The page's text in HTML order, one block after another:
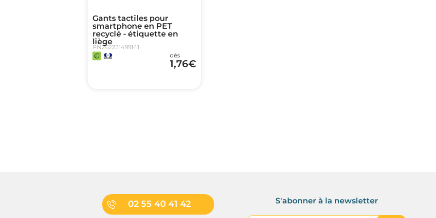
Gants tactiles pour
smartphone en PET
recyclé - étiquette en
liège
PN262231499141
dès
1,76€
02 55 40 41 42 S'abonner à la newsletter